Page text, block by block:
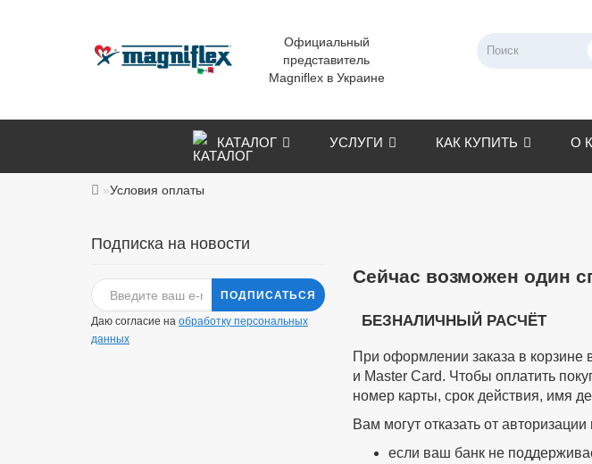
Официальный
представитель
Magniflex в Украине
КАТАЛОГ УСЛУГИ КАК КУПИТЬ О
Условия оплаты
Подписка на новости
ПОДПИСАТЬСЯ
Даю согласие на обработку персональных
данных
Сейчас возможен один
БЕЗНАЛИЧНЫЙ РАСЧЁТ
При оформлении заказа в
и Master Card. Чтобы оплатить
номер карты, срок действия, имя
Вам могут отказать от авторизации
если ваш банк не